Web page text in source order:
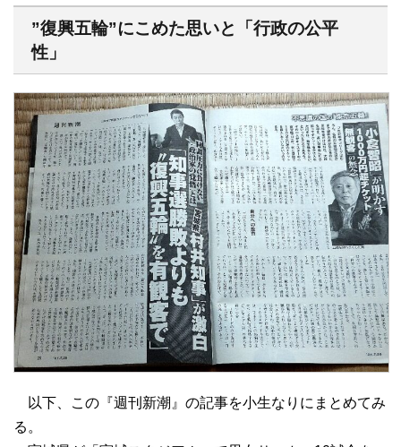
”復興五輪”にこめた思いと「行政の公平
性」
以下、この『週刊新潮』の記事を小生なりにまとめてみ
る。